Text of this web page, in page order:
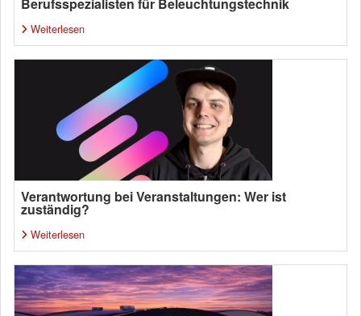
Weiterlesen
Verantwortung bei Veranstaltungen: Wer ist
zuständig?
Weiterlesen